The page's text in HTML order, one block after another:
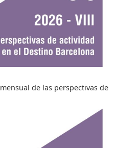
de las perspectivas de